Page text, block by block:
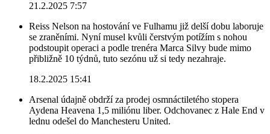
21.2.2025 7:57
Reiss Nelson na hostování ve Fulhamu již delší dobu laboruje
se zraněními. Nyní musel kvůli čerstvým potížím s nohou
podstoupit operaci a podle trenéra Marca Silvy bude mimo
přibližně 10 týdnů, tuto sezónu už si tedy nezahraje.
18.2.2025 15:41
Arsenal údajně obdrží za prodej osmnáctiletého stopera
Aydena Heavena 1,5 miliónu liber. Odchovanec z Hale End v
lednu odešel do Manchesteru United.